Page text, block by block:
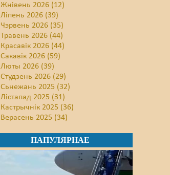
Жнівень 2026 (12)
Ліпень 2026 (39)
Чэрвень 2026 (35)
Травень 2026 (44)
Красавік 2026 (44)
Сакавік 2026 (59)
Люты 2026 (39)
Студзень 2026 (29)
Сьнежань 2025 (32)
Лістапад 2025 (31)
Кастрычнік 2025 (36)
Верасень 2025 (34)
ПАПУЛЯРНАЕ